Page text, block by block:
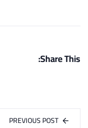
Share This:
PREVIOUS POST